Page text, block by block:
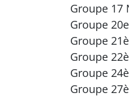
Groupe 17
Groupe
Groupe
Groupe
Groupe
Groupe